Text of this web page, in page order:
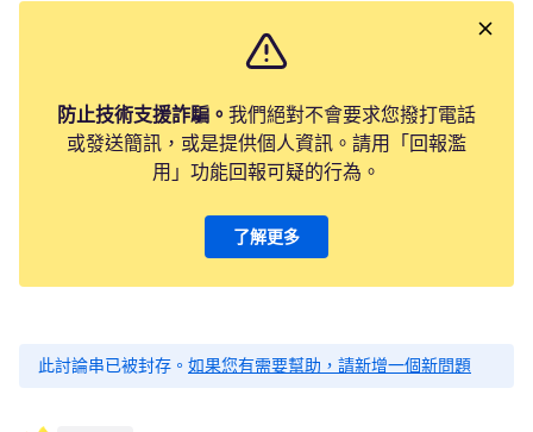
防止技術支援詐騙。 我們絕對不會要求您撥打電話
或發送簡訊，或是提供個人資訊。請用「回報濫
用」功能回報可疑的行為。
了解更多
此討論串已被封存。 如果您有需要幫助，請新增一個新問題